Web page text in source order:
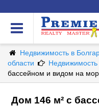
Недвижимость в
области
Недвижимость
бассейном и видом на
Дом 146 м² с